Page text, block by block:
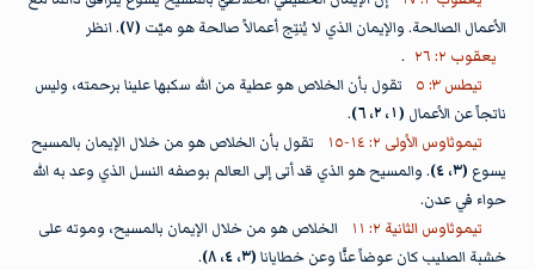
الأعمال الصالحة. والإيمان الذي لا يُنتِج أعمالاً صالحة هو ميّت (٧)
. انظر
يعقوب ٢: ٢٦
.
تيطس ٣: ٥
تقول بأن الخلاص هو عطية من الله سكبها علينا برحمته، وليس
ناتجاً عن الأعمال (١، ٢، ٦)
.
تيموثاوس الأولى ٢: ١٤-١٥
تقول بأن الخلاص هو من خلال الإيمان بالمسيح
يسوع (٣، ٤)
. والمسيح هو الذي قد أتى إلى العالم بوصفه النسل الذي وعد به الله
حواء في عدن.
تيموثاوس الثانية ٢: ١١
الخلاص هو من خلال الإيمان بالمسيح، وموته على
خشبة الصليب كان عوضاً عنَّا وعن خطايانا (٣، ٤، ٨)
.